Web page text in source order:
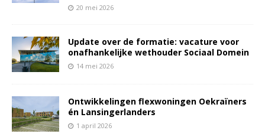
20 mei 2026
Update over de formatie: vacature voor
onafhankelijke wethouder Sociaal Domein
14 mei 2026
Ontwikkelingen flexwoningen Oekraïners
én Lansingerlanders
1 april 2026